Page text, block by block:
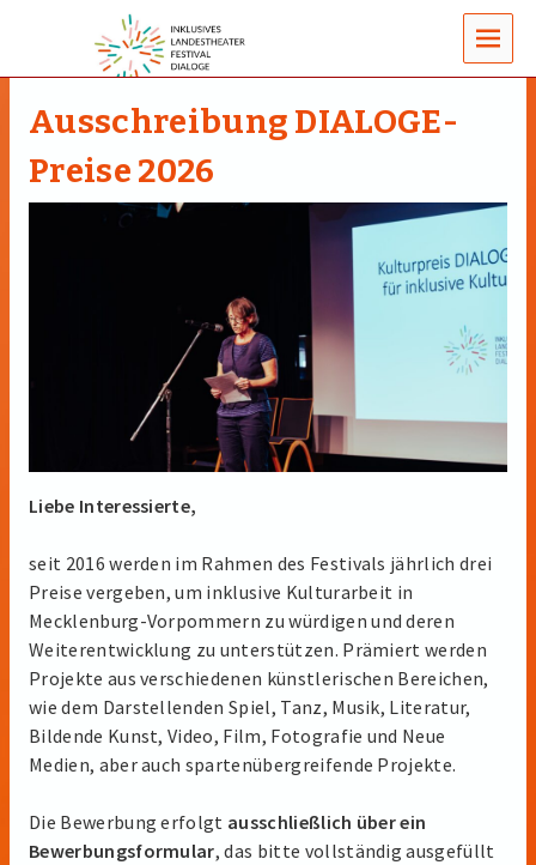
MENUS
Ausschreibung DIALOGE-
Preise 2026
Liebe Interessierte,
seit 2016 werden im Rahmen des Festivals jährlich drei
Preise vergeben, um inklusive Kulturarbeit in
Mecklenburg-Vorpommern zu würdigen und deren
Weiterentwicklung zu unterstützen. Prämiert werden
Projekte aus verschiedenen künstlerischen Bereichen,
wie dem Darstellenden Spiel, Tanz, Musik, Literatur,
Bildende Kunst, Video, Film, Fotografie und Neue
Medien, aber auch spartenübergreifende Projekte.
Die Bewerbung erfolgt ausschließlich über ein
Bewerbungsformular, das bitte vollständig ausgefüllt